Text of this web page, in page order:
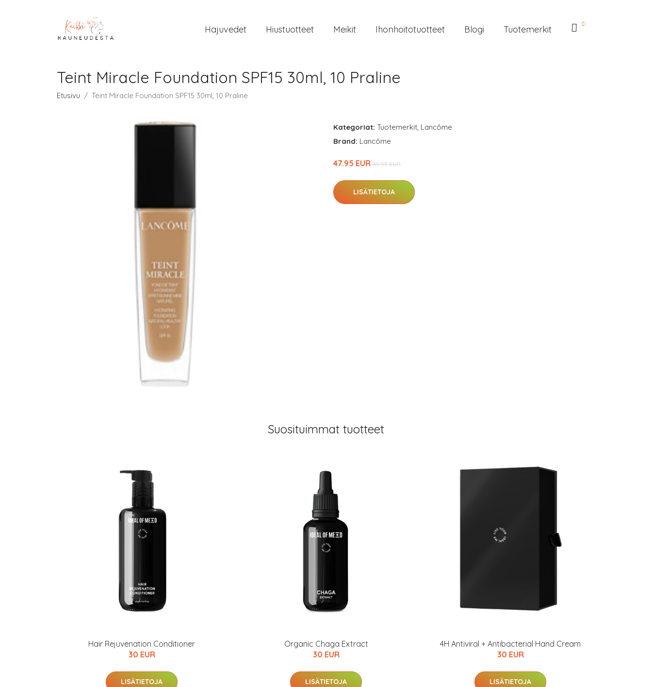
Hajuvedet Hiustuotteet Meikit Ihonhoitotuotteet Blogi Tuotemerkit
Teint Miracle Foundation SPF15 30ml, 10 Praline
Etusivu Teint Miracle Foundation SPF15 30ml, 10 Praline
Kategoriat: Tuotemerkit, Lancôme
Brand: Lancôme
47.95 EUR 49.95 EUR
LISÄTIETOJA
Suosituimmat tuotteet
Hair Rejuvenation Conditioner
30 EUR
LISÄTIETOJA
Organic Chaga Extract
30 EUR
LISÄTIETOJA
4H Antiviral + Antibacterial Hand Cream
30 EUR
LISÄTIETOJA